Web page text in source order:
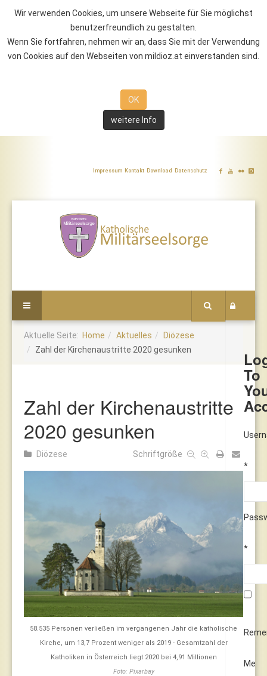
Wir verwenden Cookies, um unsere Webseite für Sie möglichst
benutzerfreundlich zu gestalten.
Wenn Sie fortfahren, nehmen wir an, dass Sie mit der Verwendung
von Cookies auf den Webseiten von mildioz.at einverstanden sind.
OK
weitere Info
Impressum Kontakt Download Datenschutz
To
*
*
Me
Aktuelle Seite: Home Aktuelles
Diözese
Zahl der Kirchenaustritte 2020 gesunken
Zahl der Kirchenaustritte
2020 gesunken
Diözese Schriftgröße
58.535 Personen verließen im vergangenen Jahr die katholische
Kirche, um 13,7 Prozent weniger als 2019 - Gesamtzahl der
Katholiken in Österreich liegt 2020 bei 4,91 Millionen
Foto: Pixarbay